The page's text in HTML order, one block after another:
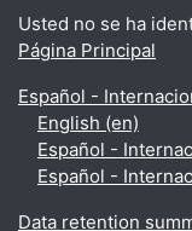
Usted no se ha
Página Principal
Español -
English ‎(en)‎
Español -
Español -
Data retention